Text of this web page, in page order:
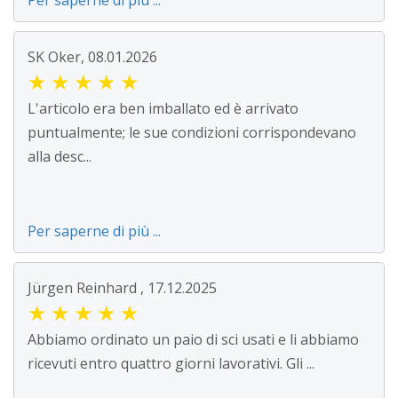
SK Oker, 08.01.2026
★ ★ ★ ★ ★
L'articolo era ben imballato ed è arrivato
puntualmente; le sue condizioni corrispondevano
alla desc...
Per saperne di più ...
Jürgen Reinhard , 17.12.2025
★ ★ ★ ★ ★
Abbiamo ordinato un paio di sci usati e li abbiamo
ricevuti entro quattro giorni lavorativi. Gli ...